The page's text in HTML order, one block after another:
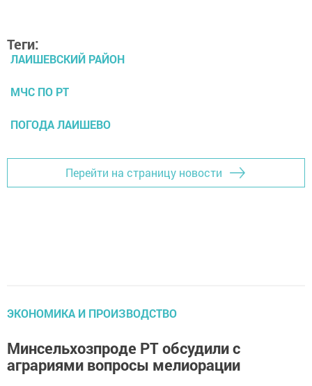
Теги:
ЛАИШЕВСКИЙ РАЙОН
МЧС ПО РТ
ПОГОДА ЛАИШЕВО
Перейти на страницу новости
ЭКОНОМИКА И ПРОИЗВОДСТВО
Минсельхозпроде РТ обсудили с
аграриями вопросы мелиорации